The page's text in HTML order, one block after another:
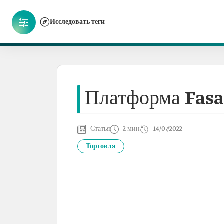
Исследовать теги
Платформа
Статья 2 мин 14/07/2022
Торговля